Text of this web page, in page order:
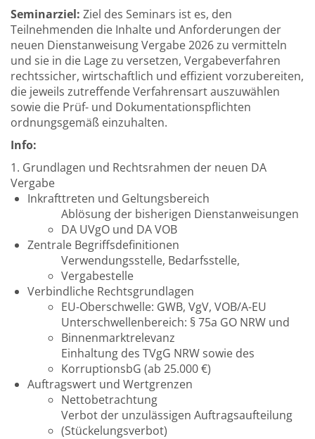
Seminarziel: Ziel des Seminars ist es, den
Teilnehmenden die Inhalte und Anforderungen der
neuen Dienstanweisung Vergabe 2026 zu vermitteln
und sie in die Lage zu versetzen, Vergabeverfahren
rechtssicher, wirtschaftlich und effizient vorzubereiten,
die jeweils zutreffende Verfahrensart auszuwählen
sowie die Prüf- und Dokumentationspflichten
ordnungsgemäß einzuhalten.
Info:
1. Grundlagen und Rechtsrahmen der neuen DA
Vergabe
Inkrafttreten und Geltungsbereich
Ablösung der bisherigen Dienstanweisungen
DA UVgO und DA VOB
Zentrale Begriffsdefinitionen
Verwendungsstelle, Bedarfsstelle,
Vergabestelle
Verbindliche Rechtsgrundlagen
EU-Oberschwelle: GWB, VgV, VOB/A-EU
Unterschwellenbereich: § 75a GO NRW und
Binnenmarktrelevanz
Einhaltung des TVgG NRW sowie des
KorruptionsbG (ab 25.000 €)
Auftragswert und Wertgrenzen
Nettobetrachtung
Verbot der unzulässigen Auftragsaufteilung
(Stückelungsverbot)